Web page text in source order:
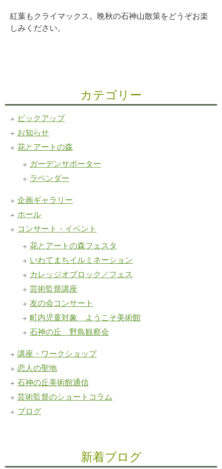
紅葉もクライマックス。晩秋の石神山散策をどうぞお楽
しみください。
カテゴリー
ピックアップ
お知らせ
花とアートの森
ガーデンサポーター
ラベンダー
企画ギャラリー
ホール
コンサート・イベント
花とアートの森フェスタ
いわてまちイルミネーション
カレッジオブロック／フェス
芸術監督講座
友の会コンサート
町内児童対象 ようこそ美術館
石神の丘 野鳥観察会
講座・ワークショップ
恋人の聖地
石神の丘美術館通信
芸術監督のショートコラム
ブログ
新着ブログ